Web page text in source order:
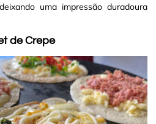
uma impressão duradoura
de Crepe